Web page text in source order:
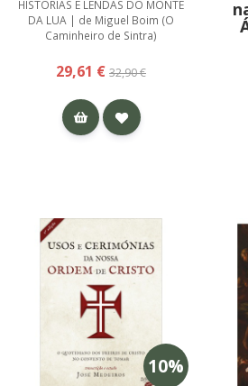
HISTÓRIAS E LENDAS DO MONTE
DA LUA | de Miguel Boim (O
Caminheiro de Sintra)
29,61 € 32,90 €
10%